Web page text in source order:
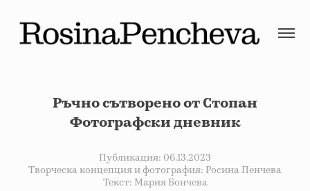
Ръчно сътворено от Стопан
Фотографски дневник
Публикация: 06.13.2023
Творческа концепция и фотография: Росина Пенчева
Текст: Мария Бончева